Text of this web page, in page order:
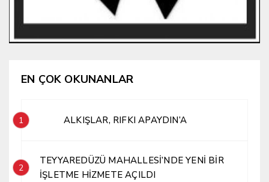
EN ÇOK OKUNANLAR
1 ALKIŞLAR, RIFKI APAYDIN’A
2
TEYYAREDÜZÜ MAHALLESİ’NDE YENİ BİR
İŞLETME HİZMETE AÇILDI